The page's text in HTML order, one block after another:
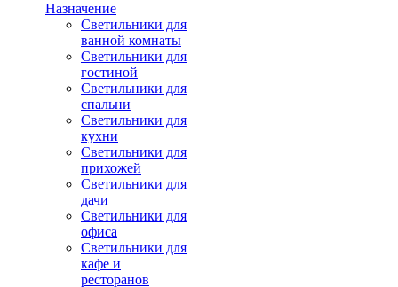
Назначение
Светильники для
ванной комнаты
Светильники для
гостиной
Светильники для
спальни
Светильники для
кухни
Светильники для
прихожей
Светильники для
дачи
Светильники для
офиса
Светильники для
кафе и
ресторанов